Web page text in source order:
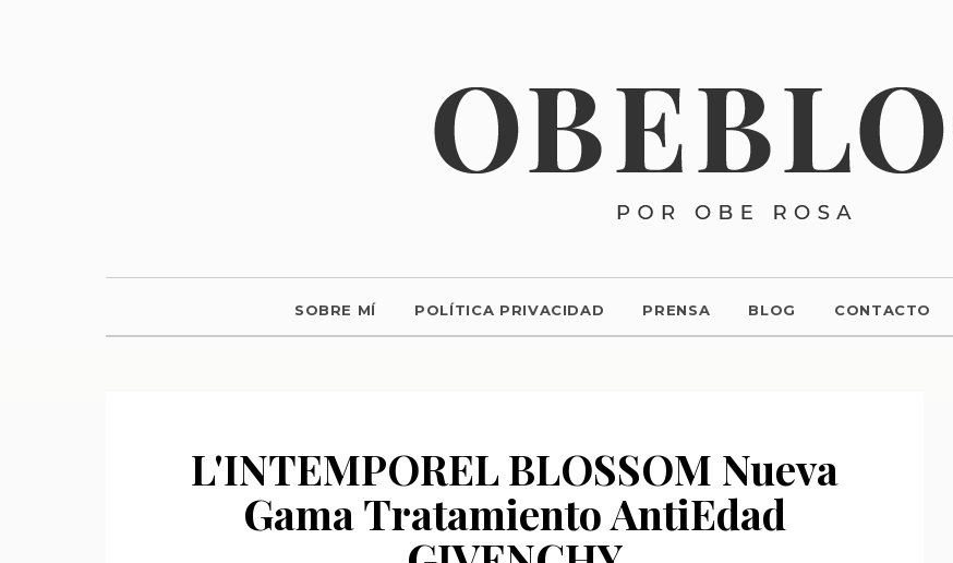
SOBRE MÍ POLÍTICA PRIVACIDAD PRENSA BLOG CONTACTO
L'INTEMPOREL BLOSSOM Nueva
Gama Tratamiento AntiEdad